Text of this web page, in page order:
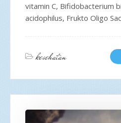
vitamin C, Bifidobacterium
acidophilus, Frukto Oligo
kesehatan